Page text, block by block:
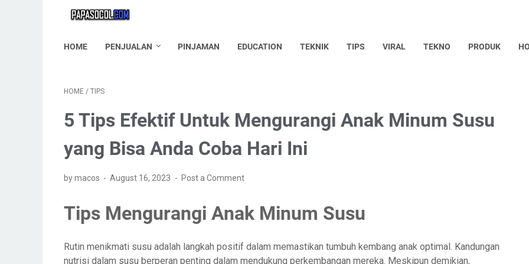
HOME PENJUALAN PINJAMAN EDUCATION TEKNIK TIPS VIRAL TEKNO PRODUK
HOME / TIPS
5 Tips Efektif Untuk Mengurangi Anak Minum Susu
yang Bisa Anda Coba Hari Ini
by macos August 16, 2023 Post a Comment
Tips Mengurangi Anak Minum Susu
Rutin menikmati susu adalah langkah positif dalam memastikan tumbuh kembang anak optimal. Kandungan
nutrisi dalam susu berperan penting dalam mendukung perkembangan mereka. Meskipun demikian,